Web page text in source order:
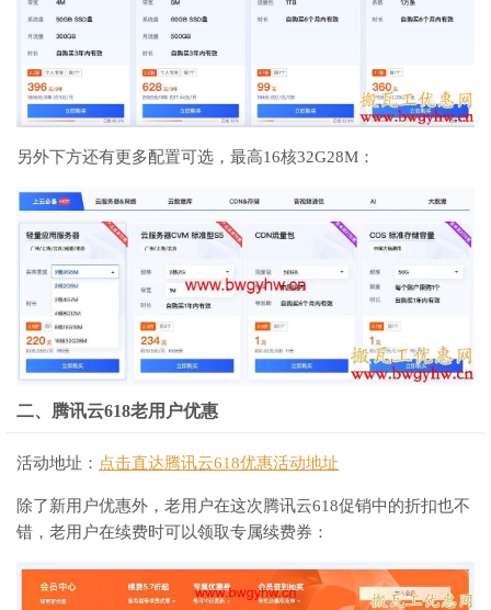
另外下方还有更多配置可选，最高16核32G28M：
二、腾讯云618老用户优惠
活动地址： 点击直达腾讯云618优惠活动地址
除了新用户优惠外，老用户在这次腾讯云618促销中的折扣也不
错，老用户在续费时可以领取专属续费券：